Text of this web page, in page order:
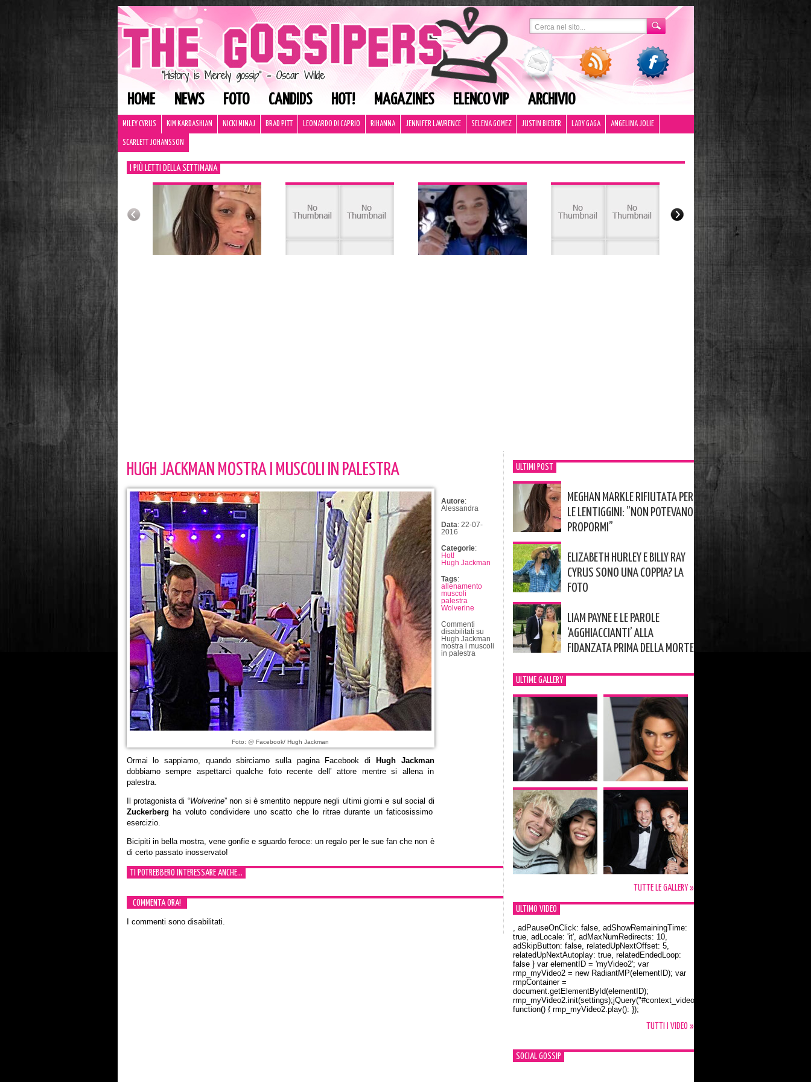
HOME NEWS FOTO CANDIDS HOT! MAGAZINES ELENCO VIP ARCHIVIO
MILEY CYRUS KIM KARDASHIAN NICKI MINAJ BRAD PITT LEONARDO DI CAPRIO RIHANNA JENNIFER LAWRENCE SELENA GOMEZ JUSTIN BIEBER LADY GAGA ANGELINA JOLIE
SCARLETT JOHANSSON
I PIÙ LETTI DELLA SETTIMANA
HUGH JACKMAN MOSTRA I MUSCOLI IN PALESTRA
Foto: @ Facebook/ Hugh Jackman
Ormai lo sappiamo, quando sbirciamo sulla pagina Facebook di
Hugh Jackman
dobbiamo sempre aspettarci qualche foto recente dell’ attore mentre si allena in
palestra.
Il protagonista di “Wolverine” non si è smentito neppure negli ultimi giorni e sul social di
Zuckerberg ha voluto condividere uno scatto che lo ritrae durante un faticosissimo
esercizio.
Bicipiti in bella mostra, vene gonfie e sguardo feroce: un regalo per le sue fan che non è
di certo passato inosservato!
Autore:
Alessandra
Data: 22-07-
2016
Categorie:
Hot!
Hugh Jackman
Tags:
allenamento
muscoli
palestra
Wolverine
Commenti
disabilitati su
Hugh Jackman
mostra i muscoli
in palestra
TI POTREBBERO INTERESSARE ANCHE...
COMMENTA ORA!
I commenti sono disabilitati.
ULTIMI POST
MEGHAN MARKLE RIFIUTATA PER
LE LENTIGGINI: ”NON POTEVANO
PROPORMI”
ELIZABETH HURLEY E BILLY RAY
CYRUS SONO UNA COPPIA? LA
FOTO
LIAM PAYNE E LE PAROLE
‘AGGHIACCIANTI’ ALLA
FIDANZATA PRIMA DELLA MORTE
ULTIME GALLERY
TUTTE LE GALLERY »
ULTIMO VIDEO
Orlando Bloom e la t-shirt dedicata a Flynn
, adPauseOnClick: false, adShowRemainingTime:
true, adLocale: 'it', adMaxNumRedirects: 10,
adSkipButton: false, relatedUpNextOffset: 5,
relatedUpNextAutoplay: true, relatedEndedLoop:
false } var elementID = 'myVideo2'; var
rmp_myVideo2 = new RadiantMP(elementID); var
rmpContainer =
document.getElementById(elementID);
rmp_myVideo2.init(settings);jQuery("#context_video2").one("mouseover",
function() { rmp_myVideo2.play(); });
TUTTI I VIDEO »
SOCIAL GOSSIP